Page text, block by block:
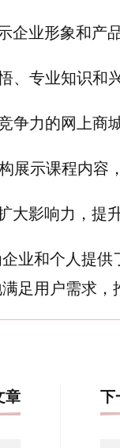
企业形象和产品
、专业知识和
争力的网上商城
示课程内容
影响力，提
业和个人提
足用户需求，
章 下